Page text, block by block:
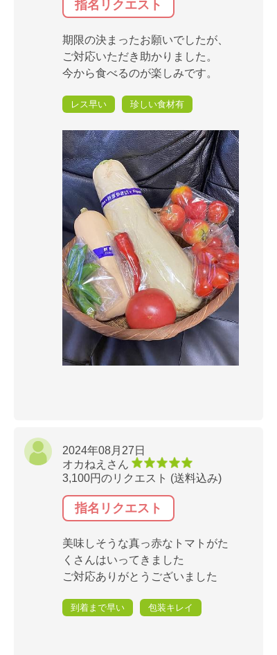
指名リクエスト
期限の決まったお願いでしたが、
ご対応いただき助かりました。
今から食べるのが楽しみです。
レス早い 珍しい食材有
2024年08月27日
オカねえさん
3,100円のリクエスト (送料込み)
指名リクエスト
美味しそうな真っ赤なトマトがた
くさんはいってきました
ご対応ありがとうございました
到着まで早い 包装キレイ